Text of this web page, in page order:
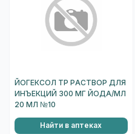
ЙОГЕКСОЛ ТР РАСТВОР ДЛЯ
ИНЪЕКЦИЙ 300 МГ ЙОДА/МЛ
20 МЛ №10
Найти в аптеках